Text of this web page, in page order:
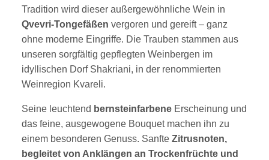
Tradition wird dieser außergewöhnliche Wein in
Qvevri-Tongefäßen vergoren und gereift – ganz
ohne moderne Eingriffe. Die Trauben stammen aus
unseren sorgfältig gepflegten Weinbergen im
idyllischen Dorf Shakriani, in der renommierten
Weinregion Kvareli.
Seine leuchtend bernsteinfarbene Erscheinung und
das feine, ausgewogene Bouquet machen ihn zu
einem besonderen Genuss. Sanfte Zitrusnoten,
begleitet von Anklängen an Trockenfrüchte und